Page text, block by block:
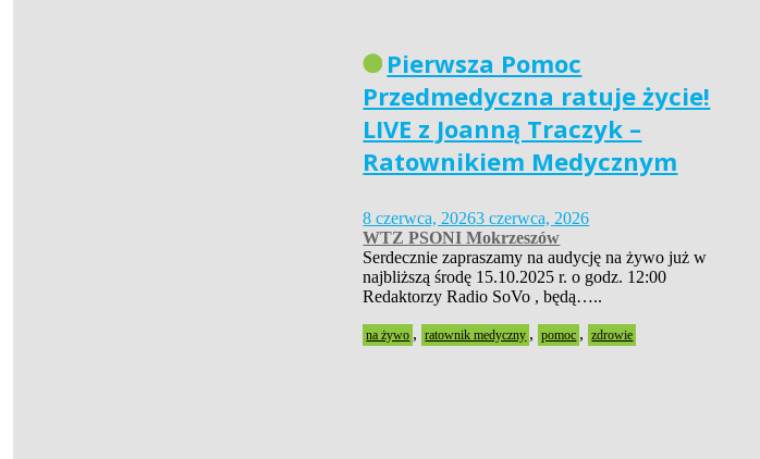
Pierwsza Pomoc
Przedmedyczna ratuje życie!
LIVE z Joanną Traczyk –
Ratownikiem Medycznym
8 czerwca, 20263 czerwca, 2026
WTZ PSONI Mokrzeszów
Serdecznie zapraszamy na audycję na żywo już w
najbliższą środę 15.10.2025 r. o godz. 12:00
Redaktorzy Radio SoVo , będą…..
na żywo , ratownik medyczny , pomoc , zdrowie